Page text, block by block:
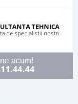
TEHNICA
de specialistii nostri
acum!